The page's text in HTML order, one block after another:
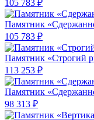
105 783 ₽
Памятник
105 783 ₽
Памятник «Строгий
113 253 ₽
Памятник
98 313 ₽